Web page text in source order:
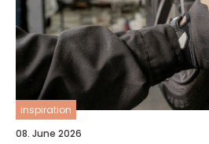
inspiration
08. June 2026